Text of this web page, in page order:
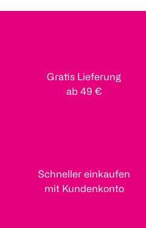
Gratis Lieferung
ab 49 €
Schneller einkaufen
mit Kundenkonto